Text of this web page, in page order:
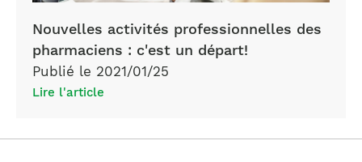
Nouvelles activités professionnelles des
pharmaciens : c'est un départ!
Publié le 2021/01/25
Lire l'article